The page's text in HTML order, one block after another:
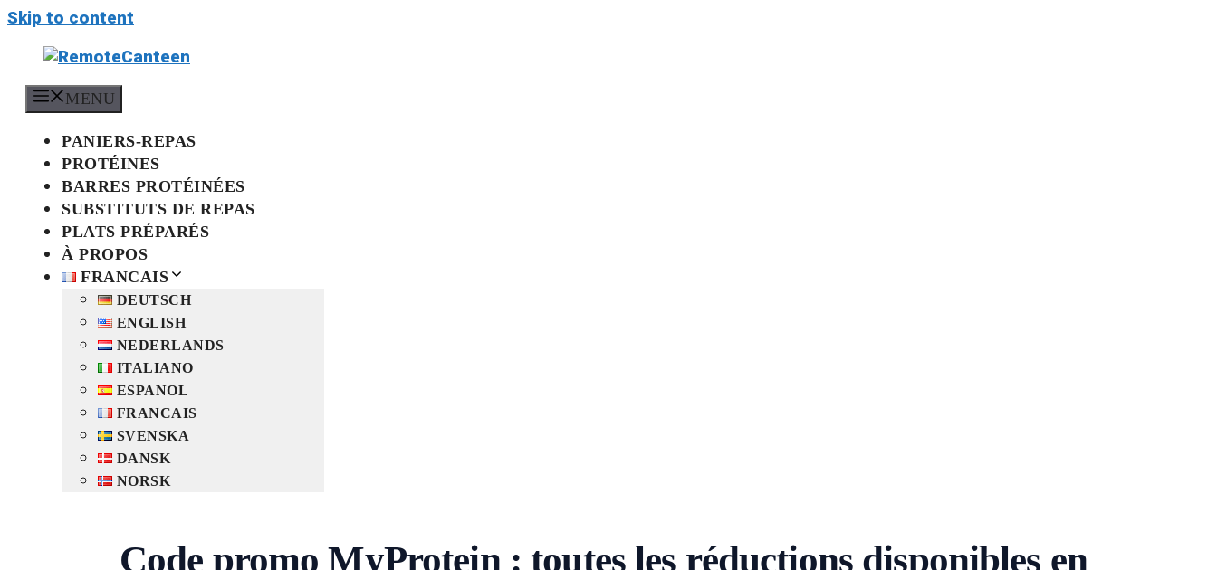
Skip to content
MENU
PANIERS-REPAS
PROTÉINES
BARRES PROTÉINÉES
SUBSTITUTS DE REPAS
PLATS PRÉPARÉS
À PROPOS
FRANCAIS
DEUTSCH
ENGLISH
NEDERLANDS
ITALIANO
ESPANOL
FRANCAIS
SVENSKA
DANSK
NORSK
Code promo MyProtein : toutes les réductions disponibles en